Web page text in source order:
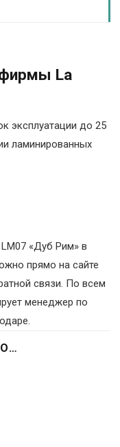
La
эксплуатации до 25
ламинированных
«Дуб Рим» в
прямо на сайте
связи. По всем
менеджер по